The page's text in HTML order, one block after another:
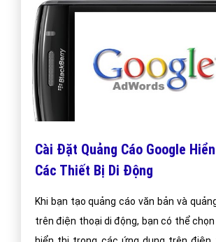
Cài Đặt Quảng Cáo Google
Các Thiết Bị Di Động
Khi bạn tạo quảng cáo văn bản và
trên điện thoại di động, bạn có thể